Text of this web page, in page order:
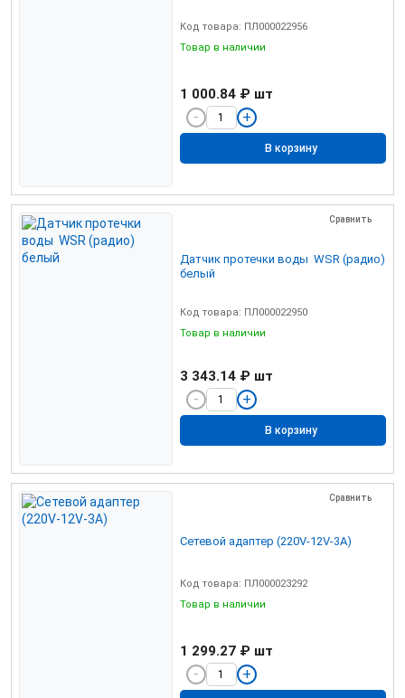
Код товара: ПЛ000022956
Товар в наличии
1 000.84 ₽ шт
В корзину
Сравнить
Датчик протечки воды WSR (радио)
белый
Код товара: ПЛ000022950
Товар в наличии
3 343.14 ₽ шт
В корзину
Сравнить
Сетевой адаптер (220V-12V-3А)
Код товара: ПЛ000023292
Товар в наличии
1 299.27 ₽ шт